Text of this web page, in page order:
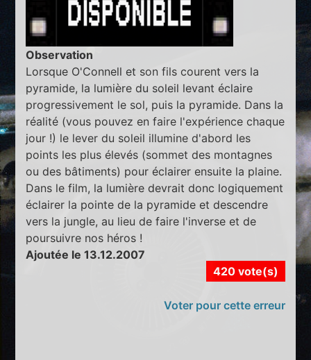
Observation
Lorsque O'Connell et son fils courent vers la
pyramide, la lumière du soleil levant éclaire
progressivement le sol, puis la pyramide. Dans la
réalité (vous pouvez en faire l'expérience chaque
jour !) le lever du soleil illumine d'abord les
points les plus élevés (sommet des montagnes
ou des bâtiments) pour éclairer ensuite la plaine.
Dans le film, la lumière devrait donc logiquement
éclairer la pointe de la pyramide et descendre
vers la jungle, au lieu de faire l'inverse et de
poursuivre nos héros !
Ajoutée le 13.12.2007
420 vote(s)
Voter pour cette erreur